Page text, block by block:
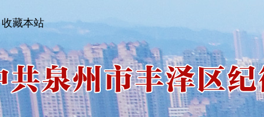
收藏本站